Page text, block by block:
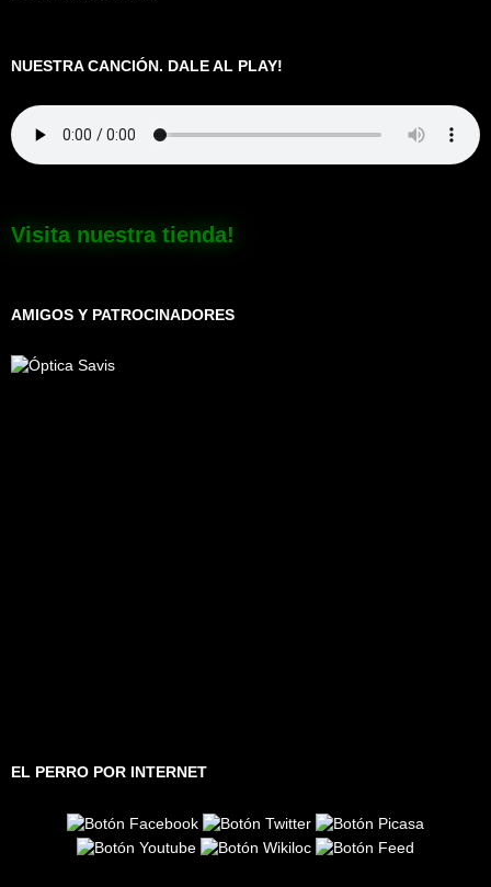
NUESTRA CANCIÓN. DALE AL PLAY!
Visita nuestra tienda!
AMIGOS Y PATROCINADORES
EL PERRO POR INTERNET